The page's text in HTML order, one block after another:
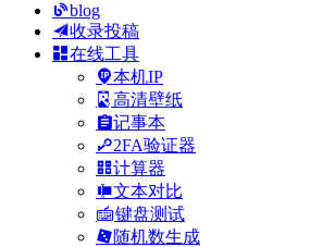
blog
收录投稿
在线工具
本机IP
高清壁纸
记事本
2FA验证器
计算器
文本对比
键盘测试
随机数生成